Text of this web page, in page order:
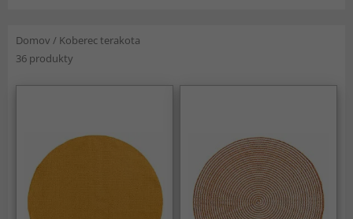
Domov / Koberec terakota
36 produkty